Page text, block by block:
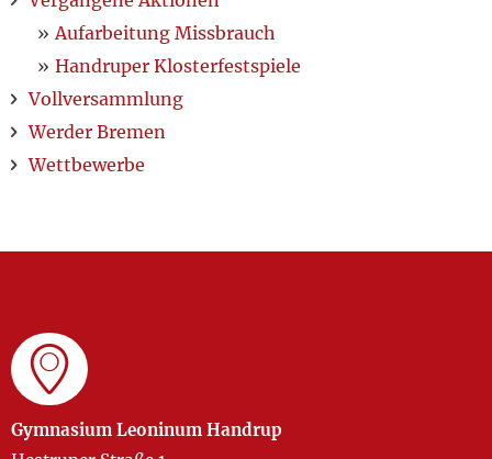
Aufarbeitung Missbrauch
Handruper Klosterfestspiele
Vollversammlung
Werder Bremen
Wettbewerbe
Gymnasium Leoninum Handrup